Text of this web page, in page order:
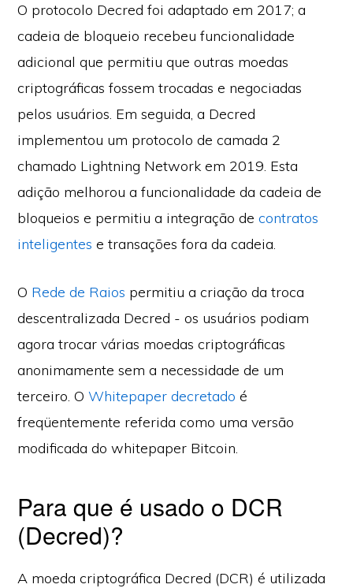
O protocolo Decred foi adaptado em 2017; a
cadeia de bloqueio recebeu funcionalidade
adicional que permitiu que outras moedas
criptográficas fossem trocadas e negociadas
pelos usuários. Em seguida, a Decred
implementou um protocolo de camada 2
chamado Lightning Network em 2019. Esta
adição melhorou a funcionalidade da cadeia de
bloqueios e permitiu a integração decontratos
inteligentes e transações fora da cadeia.
O Rede de Raios permitiu a criação da troca
descentralizada Decred - os usuários podiam
agora trocar várias moedas criptográficas
anonimamente sem a necessidade de um
terceiro. OWhitepaper decretado é
freqüentemente referida como uma versão
modificada do whitepaper Bitcoin.
Para que é usado o DCR
(Decred)?
A moeda criptográfica Decred (DCR) é utilizada